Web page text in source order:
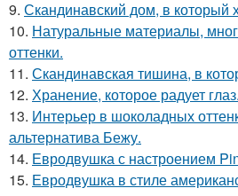
9. Скандинавский дом, в который
10. Натуральные материалы,
оттенки.
11. Скандинавская тишина, в
12. Хранение, которое радует глаз.
13. Интерьер в шоколадных
альтернатива Бежу.
14. Евродвушка с настроением
15. Евродвушка в стиле